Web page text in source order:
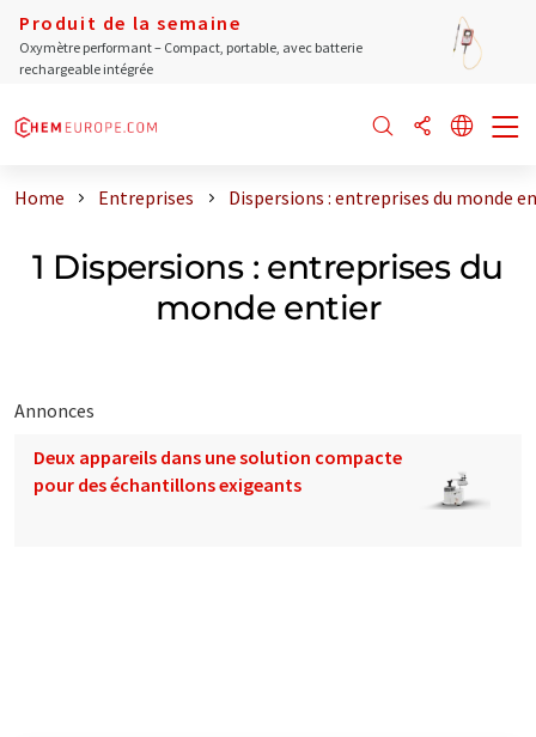
Produit de la semaine
Oxymètre performant – Compact, portable, avec batterie
rechargeable intégrée
Home Entreprises Dispersions : entreprises du monde
1 Dispersions : entreprises du
monde entier
Annonces
Deux appareils dans une solution compacte
pour des échantillons exigeants